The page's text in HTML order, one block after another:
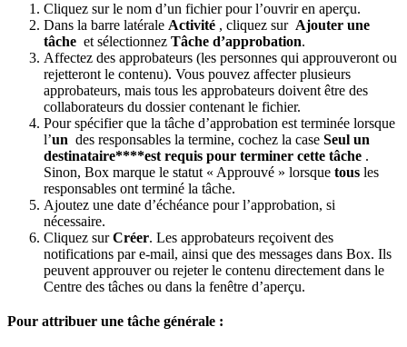
Cliquez sur le nom d’un fichier pour l’ouvrir en aperçu.
Dans la barre latérale Activité , cliquez sur Ajouter une
tâche et sélectionnez Tâche d’approbation.
Affectez des approbateurs (les personnes qui approuveront ou
rejetteront le contenu). Vous pouvez affecter plusieurs
approbateurs, mais tous les approbateurs doivent être des
collaborateurs du dossier contenant le fichier.
Pour spécifier que la tâche d’approbation est terminée lorsque
l’un des responsables la termine, cochez la case Seul un
destinataire****est requis pour terminer cette tâche .
Sinon, Box marque le statut « Approuvé » lorsque tous les
responsables ont terminé la tâche.
Ajoutez une date d’échéance pour l’approbation, si
nécessaire.
Cliquez surCréer. Les approbateurs reçoivent des
notifications par e-mail, ainsi que des messages dans Box. Ils
peuvent approuver ou rejeter le contenu directement dans le
Centre des tâches ou dans la fenêtre d’aperçu.
Pour attribuer une tâche générale :